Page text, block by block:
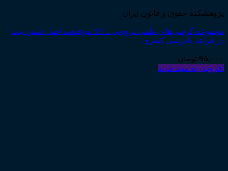
پژوهشکده حقوق و قانون ایران
مجموعه کرسی‌های علمی ترویجی ـ ۲۶؛ موقیعت اصل حسن نیت
در فرایند دادرسی کیفری
۹۵,۰۰۰ تومان
افزودن به سبد خرید